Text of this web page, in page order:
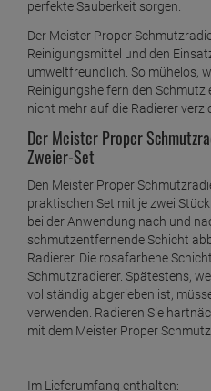
perfekte Sauberkeit sorgen.
Der Meister Proper
Reinigungsmittel und den
umweltfreundlich. So mühelos,
Reinigungshelfern den Schmutz
nicht mehr auf die Radierer
Der Meister Proper
Zweier-Set
Den Meister Proper
praktischen Set mit je zwei
bei der Anwendung nach und
schmutzentfernende Schicht
Radierer. Die rosafarbene
Schmutzradierer. Spätestens,
vollständig abgerieben ist,
verwenden. Radieren Sie
mit dem Meister Proper
Im Lieferumfang enthalten: